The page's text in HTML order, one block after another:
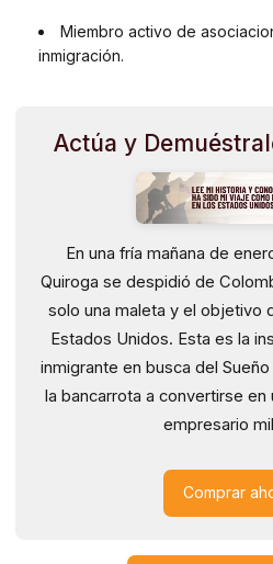
Miembro activo de
inmigración.
Actúa y
En una fría mañana de
Quiroga se despidió de
solo una maleta y el objetivo
Estados Unidos. Esta es la
inmigrante en busca del
la bancarrota a convertirse
empresario
Comprar